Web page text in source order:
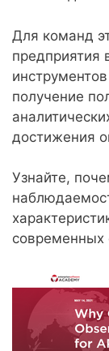
Для команд
предприятия
получение
достижения
Узнайте,